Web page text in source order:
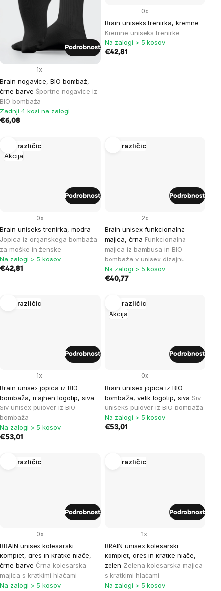
Brain nogavice, BIO bombaž,
črne barve Športne nogavice iz
BIO bombaža
1x
Zadnji 4 kosi na zalogi
€6,08
Podrobnost
Brain uniseks trenirka, kremne
Kremne uniseks trenirke
0x
Na zalogi > 5 kosov
€42,81
Akcija
Več različic
Brain uniseks trenirka, modra
Jopica iz organskega bombaža
za moške in ženske
0x
Na zalogi > 5 kosov
€42,81
Podrobnost
Več različic
Brain unisex funkcionalna
majica, črna Funkcionalna
majica iz bambusa in BIO
bombaža v unisex dizajnu
2x
Na zalogi > 5 kosov
€40,77
Podrobnost
Več različic
Brain unisex jopica iz BIO
bombaža, majhen logotip, siva
Siv unisex pulover iz BIO
bombaža
1x
Na zalogi > 5 kosov
€53,01
Podrobnost
Akcija
Več različic
Brain unisex jopica iz BIO
bombaža, velik logotip, siva Siv
uniseks pulover iz BIO bombaža
0x
Na zalogi > 5 kosov
€53,01
Podrobnost
Več različic
BRAIN unisex kolesarski
komplet, dres in kratke hlače,
črne barve Črna kolesarska
majica s kratkimi hlačami
0x
Na zalogi > 5 kosov
Podrobnost
Več različic
BRAIN unisex kolesarski
komplet, dres in kratke hlače,
zelen Zelena kolesarska majica
s kratkimi hlačami
1x
Na zalogi > 5 kosov
Podrobnost